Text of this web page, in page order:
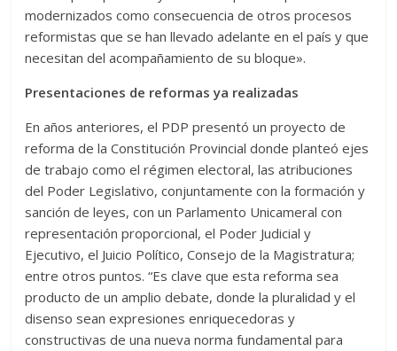
modernizados como consecuencia de otros procesos
reformistas que se han llevado adelante en el país y que
necesitan del acompañamiento de su bloque».
Presentaciones de reformas ya realizadas
En años anteriores, el PDP presentó un proyecto de
reforma de la Constitución Provincial donde planteó ejes
de trabajo como el régimen electoral, las atribuciones
del Poder Legislativo, conjuntamente con la formación y
sanción de leyes, con un Parlamento Unicameral con
representación proporcional, el Poder Judicial y
Ejecutivo, el Juicio Político, Consejo de la Magistratura;
entre otros puntos. “Es clave que esta reforma sea
producto de un amplio debate, donde la pluralidad y el
disenso sean expresiones enriquecedoras y
constructivas de una nueva norma fundamental para